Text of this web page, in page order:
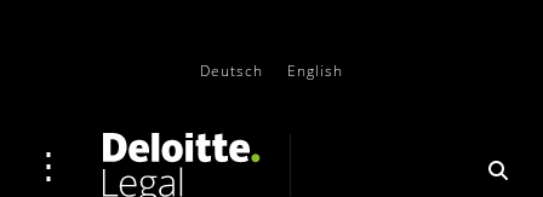
Deutsch English